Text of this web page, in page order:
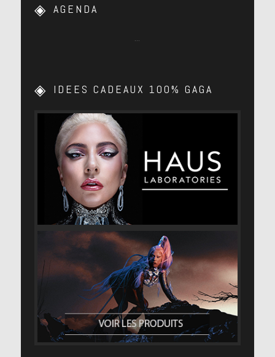
AGENDA
IDEES CADEAUX 100% GAGA